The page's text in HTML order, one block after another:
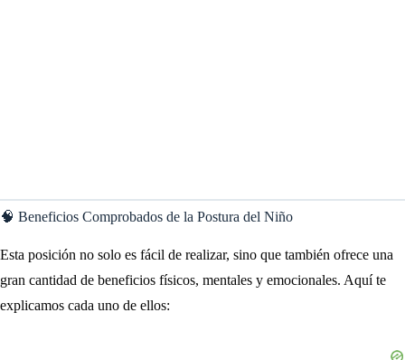
🧠 Beneficios Comprobados de la Postura del Niño
Esta posición no solo es fácil de realizar, sino que también ofrece una
gran cantidad de beneficios físicos, mentales y emocionales. Aquí te
explicamos cada uno de ellos: